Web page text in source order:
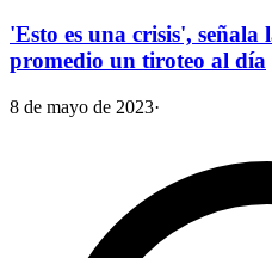
'Esto es una crisis',
promedio un tiroteo al día
8 de mayo de 2023·